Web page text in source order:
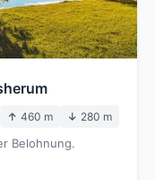
↑ 460 m ↓ 280 m
Belohnung.